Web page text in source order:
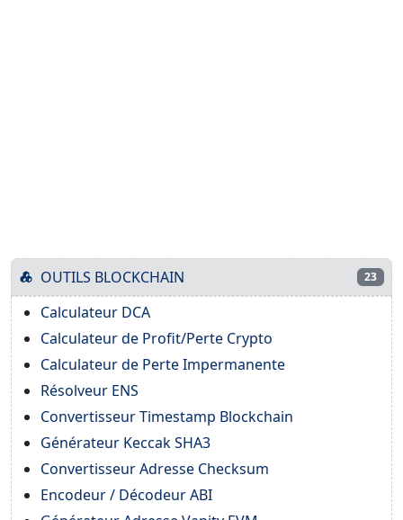
OUTILS BLOCKCHAIN 23
Calculateur DCA
Calculateur de Profit/Perte Crypto
Calculateur de Perte Impermanente
Résolveur ENS
Convertisseur Timestamp Blockchain
Générateur Keccak SHA3
Convertisseur Adresse Checksum
Encodeur / Décodeur ABI